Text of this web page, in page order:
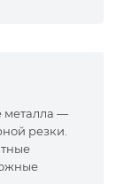
металла —
резки.